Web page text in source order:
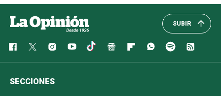
SUBIR
SECCIONES